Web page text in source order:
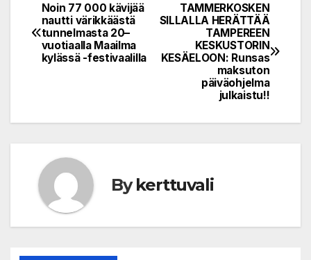
Post
navigation
TAMMERKOSKEN
SILLALLA HERÄTTÄÄ
TAMPEREEN
KESKUSTORIN
KESÄELOON: Runsas
maksuton
päiväohjelma
julkaistu!!
Noin 77 000 kävijää
nautti värikkäästä
tunnelmasta 20–
vuotiaalla Maailma
kylässä -festivaalilla
Bykerttuvali